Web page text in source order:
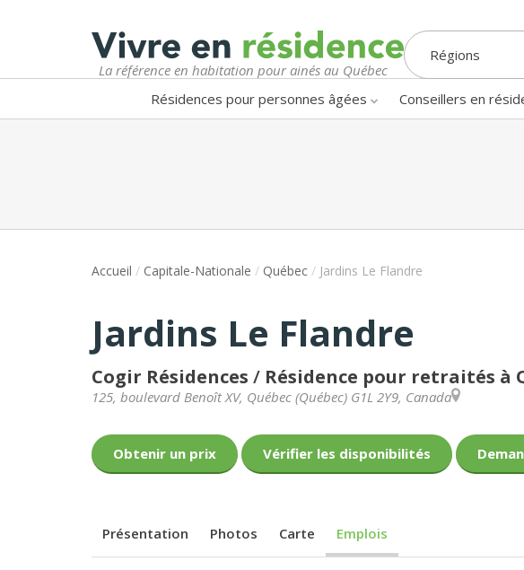
La référence en habitation pour ainés au Québec
Régions
Résidences pour personnes âgées Conseillers en
Accueil / Capitale-Nationale / Québec / Jardins Le Flandre
Jardins Le Flandre
Cogir Résidences / Résidence pour retraités à
125, boulevard Benoît XV, Québec (Québec) G1L 2Y9, Canada
Obtenir un prix Vérifier les disponibilités
Présentation Photos Carte Emplois